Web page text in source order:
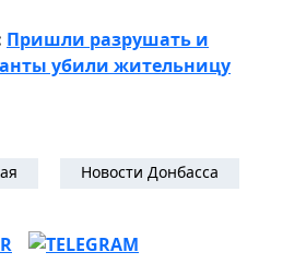
Пришли разрушать и
убили жительницу
Новости Донбасса